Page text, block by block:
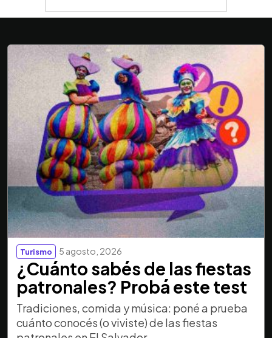
Turismo 5 agosto, 2026
¿Cuánto sabés de las fiestas
patronales? Probá este test
Tradiciones, comida y música: poné a prueba
cuánto conocés (o viviste) de las fiestas